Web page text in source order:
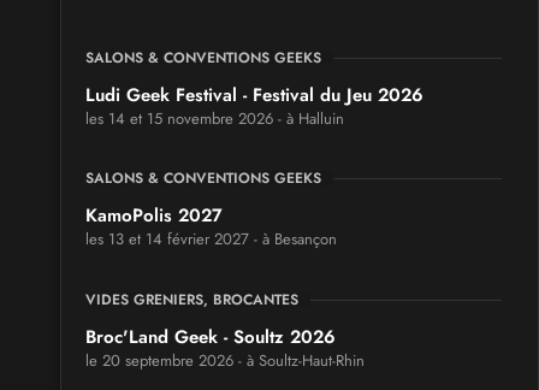
SALONS & CONVENTIONS GEEKS
Ludi Geek Festival - Festival du Jeu 2026
les 14 et 15 novembre 2026 - à Halluin
SALONS & CONVENTIONS GEEKS
KamoPolis 2027
les 13 et 14 février 2027 - à Besançon
VIDES GRENIERS, BROCANTES
Broc'Land Geek - Soultz 2026
le 20 septembre 2026 - à Soultz-Haut-Rhin